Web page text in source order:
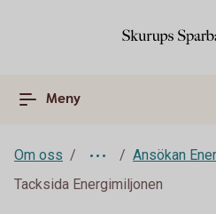
Meny
Om oss
Ansökan
Tacksida Energimiljonen